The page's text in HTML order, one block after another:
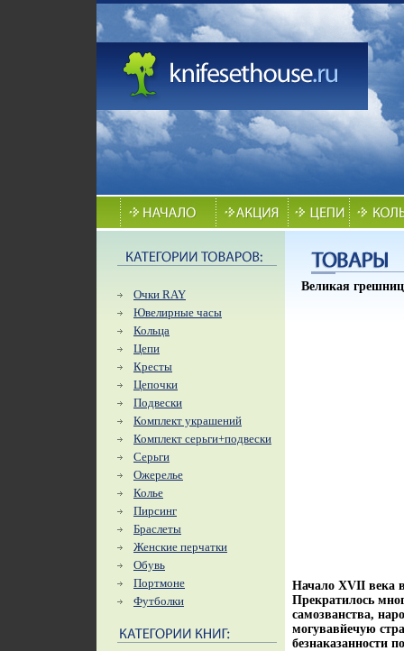
Очки RAY
Ювелирные часы
Кольца
Цепи
Кресты
Цепочки
Подвески
Комплект украшений
Комплект серьги+подвески
Серьги
Ожерелье
Колье
Пирсинг
Браслеты
Женские перчатки
Обувь
Портмоне
Футболки
Великая
Начало XVII века
Прекратилось
самозванства,
могувавйечую
безнаказанности